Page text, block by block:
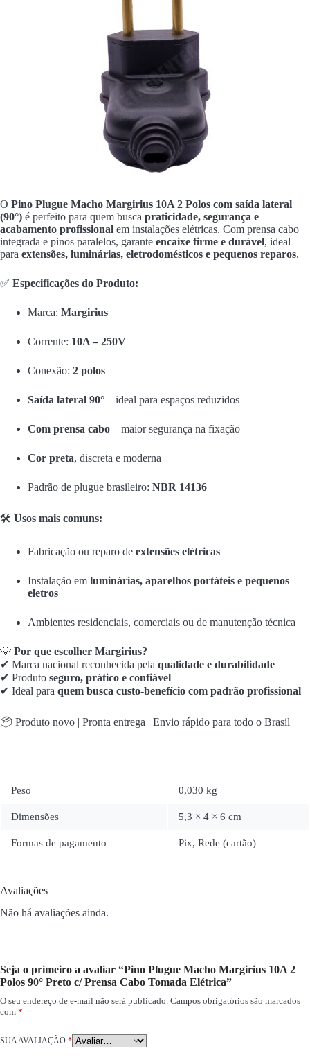
O Pino Plugue Macho Margirius 10A 2 Polos com saída lateral
(90°) é perfeito para quem busca praticidade, segurança e
acabamento profissional em instalações elétricas. Com prensa cabo
integrada e pinos paralelos, garante encaixe firme e durável, ideal
para extensões, luminárias, eletrodomésticos e pequenos reparos.
✅ Especificações do Produto:
Marca: Margirius
Corrente: 10A – 250V
Conexão: 2 polos
Saída lateral 90° – ideal para espaços reduzidos
Com prensa cabo – maior segurança na fixação
Cor preta, discreta e moderna
Padrão de plugue brasileiro: NBR 14136
🛠️ Usos mais comuns:
Fabricação ou reparo de extensões elétricas
Instalação em luminárias, aparelhos portáteis e pequenos
eletros
Ambientes residenciais, comerciais ou de manutenção técnica
💡 Por que escolher Margirius?
✔ Marca nacional reconhecida pela qualidade e durabilidade
✔ Produto seguro, prático e confiável
✔ Ideal para quem busca custo-benefício com padrão profissional
📦 Produto novo | Pronta entrega | Envio rápido para todo o Brasil
Peso 0,030 kg
Dimensões 5,3 × 4 × 6 cm
Formas de pagamento Pix, Rede (cartão)
Avaliações
Não há avaliações ainda.
Seja o primeiro a avaliar “Pino Plugue Macho Margirius 10A 2
Polos 90° Preto c/ Prensa Cabo Tomada Elétrica”
O seu endereço de e-mail não será publicado. Campos obrigatórios são marcados
com *
SUA AVALIAÇÃO *